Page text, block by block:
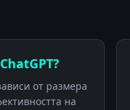
от размера
на